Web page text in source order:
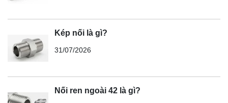
Kép nối là gì?
31/07/2026
Nối ren ngoài 42 là gì?